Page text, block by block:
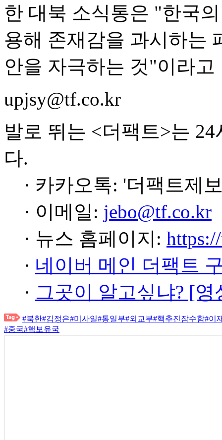
한 대북 소식통은 "한국
용해 존재감을 과시하는
안을 자극하는 것"이라고
upjsy@tf.co.kr
발로 뛰는 <더팩트>는
다.
· 카카오톡: '더팩트제
· 이메일: jebo@tf.co.kr
· 뉴스 홈페이지:
· 네이버 메인 더팩트
· 그곳이 알고싶냐? [
#북한#김정은#미사일#통일부#외교부#핵추진잠수함#이
#중국#핵보유국